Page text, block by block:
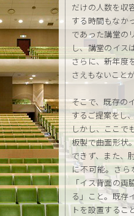
だけの人数を収
する時間もなか
であった講堂の
し、講堂のイス
さらに、新年度
さえもないこと
そこで、既存の
するご提案をし
しかし、ここで
板製で曲面形状
できず、また、
に不可能。さら
「イス背面の
る」こと。既存
トを設置するこ